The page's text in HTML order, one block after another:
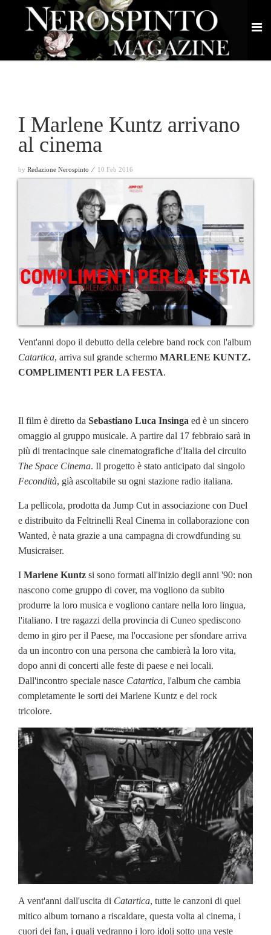
I Marlene Kuntz arrivano
al cinema
by Redazione Nerospinto ⁄ 10 Feb 2016
Vent'anni dopo il debutto della celebre band rock con l'album
Catartica, arriva sul grande schermo MARLENE KUNTZ.
COMPLIMENTI PER LA FESTA.
Il film è diretto da Sebastiano Luca Insinga ed è un sincero
omaggio al gruppo musicale. A partire dal 17 febbraio sarà in
più di trentacinque sale cinematografiche d'Italia del circuito
The Space Cinema. Il progetto è stato anticipato dal singolo
Fecondità, già ascoltabile su ogni stazione radio italiana.
La pellicola, prodotta da Jump Cut in associazione con Duel
e distribuito da Feltrinelli Real Cinema in collaborazione con
Wanted, è nata grazie a una campagna di crowdfunding su
Musicraiser.
I Marlene Kuntz si sono formati all'inizio degli anni '90: non
nascono come gruppo di cover, ma vogliono da subito
produrre la loro musica e vogliono cantare nella loro lingua,
l'italiano. I tre ragazzi della provincia di Cuneo spediscono
demo in giro per il Paese, ma l'occasione per sfondare arriva
da un incontro con una persona che cambierà la loro vita,
dopo anni di concerti alle feste di paese e nei locali.
Dall'incontro speciale nasce Catartica, l'album che cambia
completamente le sorti dei Marlene Kuntz e del rock
tricolore.
A vent'anni dall'uscita di Catartica, tutte le canzoni di quel
mitico album tornano a riscaldare, questa volta al cinema, i
cuori dei fan, i quali vedranno i loro idoli sotto una veste